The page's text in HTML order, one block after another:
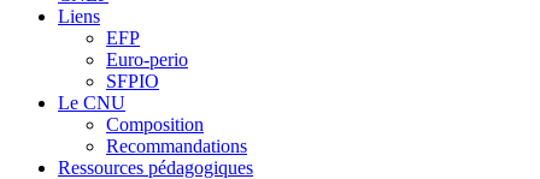
Liens
EFP
Euro-perio
SFPIO
Le CNU
Composition
Recommandations
Ressources pédagogiques